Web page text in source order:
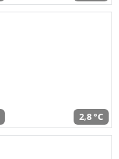
2,8 °C